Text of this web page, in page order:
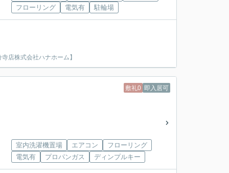
フローリング
電気有 駐輪場
店株式会社ハナホーム】
敷礼0 即入居可
室内洗濯機置場 エアコン
フローリング
電気有
プロパンガス ディンプルキー